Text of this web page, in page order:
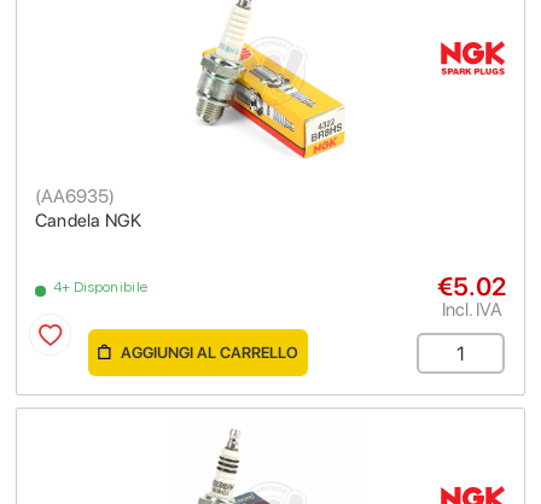
Candela NGK
(AA6935)
4+ Disponibile €5.02
Incl. IVA
AGGIUNGI AL CARRELLO